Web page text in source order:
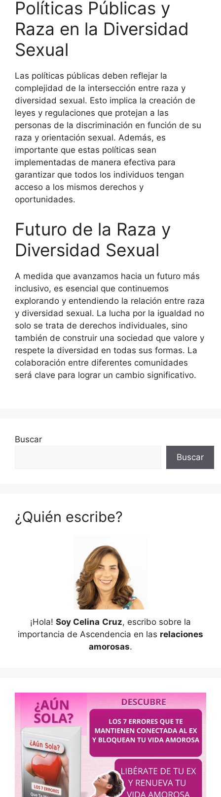
Políticas Públicas y
Raza en la Diversidad
Sexual
Las políticas públicas deben reflejar la
complejidad de la intersección entre raza y
diversidad sexual. Esto implica la creación de
leyes y regulaciones que protejan a las
personas de la discriminación en función de su
raza y orientación sexual. Además, es
importante que estas políticas sean
implementadas de manera efectiva para
garantizar que todos los individuos tengan
acceso a los mismos derechos y
oportunidades.
Futuro de la Raza y
Diversidad Sexual
A medida que avanzamos hacia un futuro más
inclusivo, es esencial que continuemos
explorando y entendiendo la relación entre raza
y diversidad sexual. La lucha por la igualdad no
solo se trata de derechos individuales, sino
también de construir una sociedad que valore y
respete la diversidad en todas sus formas. La
colaboración entre diferentes comunidades
será clave para lograr un cambio significativo.
Buscar
Buscar
¿Quién escribe?
¡Hola! Soy Celina Cruz, escribo sobre la
importancia de Ascendencia en las relaciones
amorosas.